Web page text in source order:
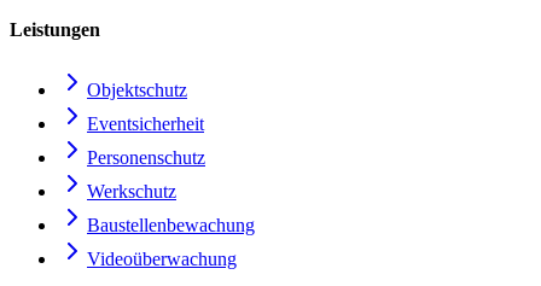
Leistungen
Objektschutz
Eventsicherheit
Personenschutz
Werkschutz
Baustellenbewachung
Videoüberwachung